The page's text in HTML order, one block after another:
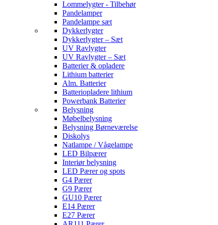
Lommelygter - Tilbehør
Pandelamper
Pandelampe sæt
Dykkerlygter
Dykkerlygter – Sæt
UV Ravlygter
UV Ravlygter – Sæt
Batterier & opladere
Lithium batterier
Alm. Batterier
Batteriopladere lithium
Powerbank Batterier
Belysning
Møbelbelysning
Belysning Børneværelse
Diskolys
Natlampe / Vågelampe
LED Bilpærer
Interiør belysning
LED Pærer og spots
G4 Pærer
G9 Pærer
GU10 Pærer
E14 Pærer
E27 Pærer